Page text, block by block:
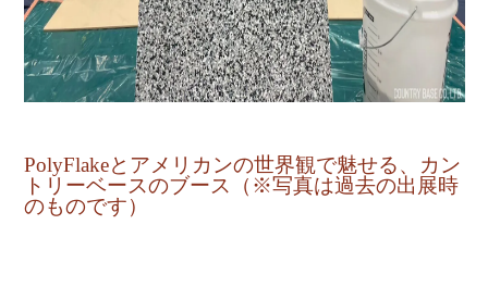
PolyFlakeとアメリカンの世界観で魅せる、カン
トリーベースのブース（※写真は過去の出展時
のものです）